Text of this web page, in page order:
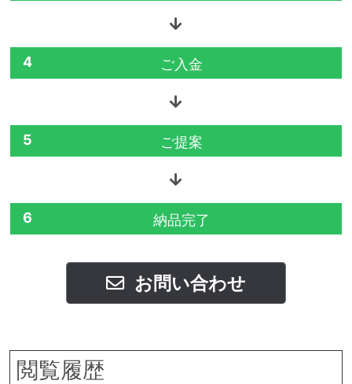
4 ご入金
5 ご提案
6 納品完了
お問い合わせ
閲覧履歴